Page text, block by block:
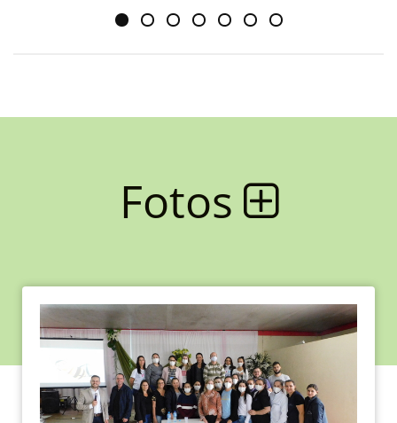
Fotos